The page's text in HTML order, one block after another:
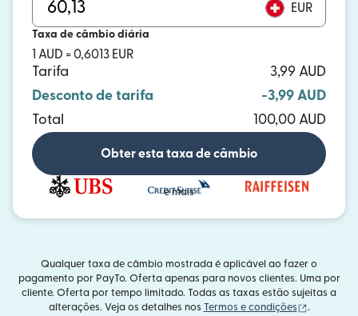
EUR
Taxa de câmbio diária
1 AUD = 0,6013 EUR
Tarifa
3,99 AUD
Desconto de tarifa
-3,99 AUD
Total
100,00 AUD
Obter esta taxa de câmbio
e mais
Qualquer taxa de câmbio mostrada é aplicável ao fazer o
pagamento por PayTo. Oferta apenas para novos clientes. Uma por
cliente. Oferta por tempo limitado. Todas as taxas estão sujeitas a
alterações. Veja os detalhes nos
Termos e condições (abre em
.